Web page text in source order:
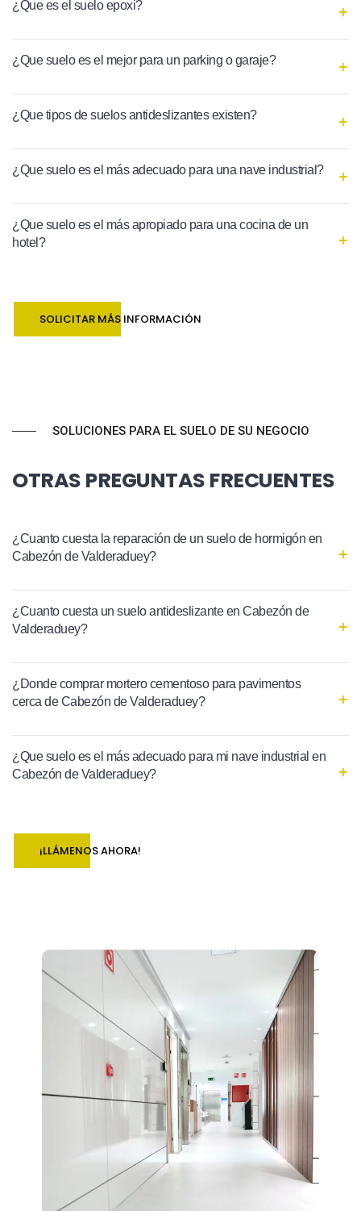
¿Que es el suelo epoxi?
¿Que suelo es el mejor para un parking o garaje?
¿Que tipos de suelos antideslizantes existen?
¿Que suelo es el más adecuado para una nave industrial?
¿Que suelo es el más apropiado para una cocina de un
hotel?
SOLICITAR MÁS INFORMACIÓN
SOLUCIONES PARA EL SUELO DE SU NEGOCIO
OTRAS PREGUNTAS FRECUENTES
¿Cuanto cuesta la reparación de un suelo de hormigón en
Cabezón de Valderaduey?
¿Cuanto cuesta un suelo antideslizante en Cabezón de
Valderaduey?
¿Donde comprar mortero cementoso para pavimentos
cerca de Cabezón de Valderaduey?
¿Que suelo es el más adecuado para mi nave industrial en
Cabezón de Valderaduey?
¡LLÁMENOS AHORA!